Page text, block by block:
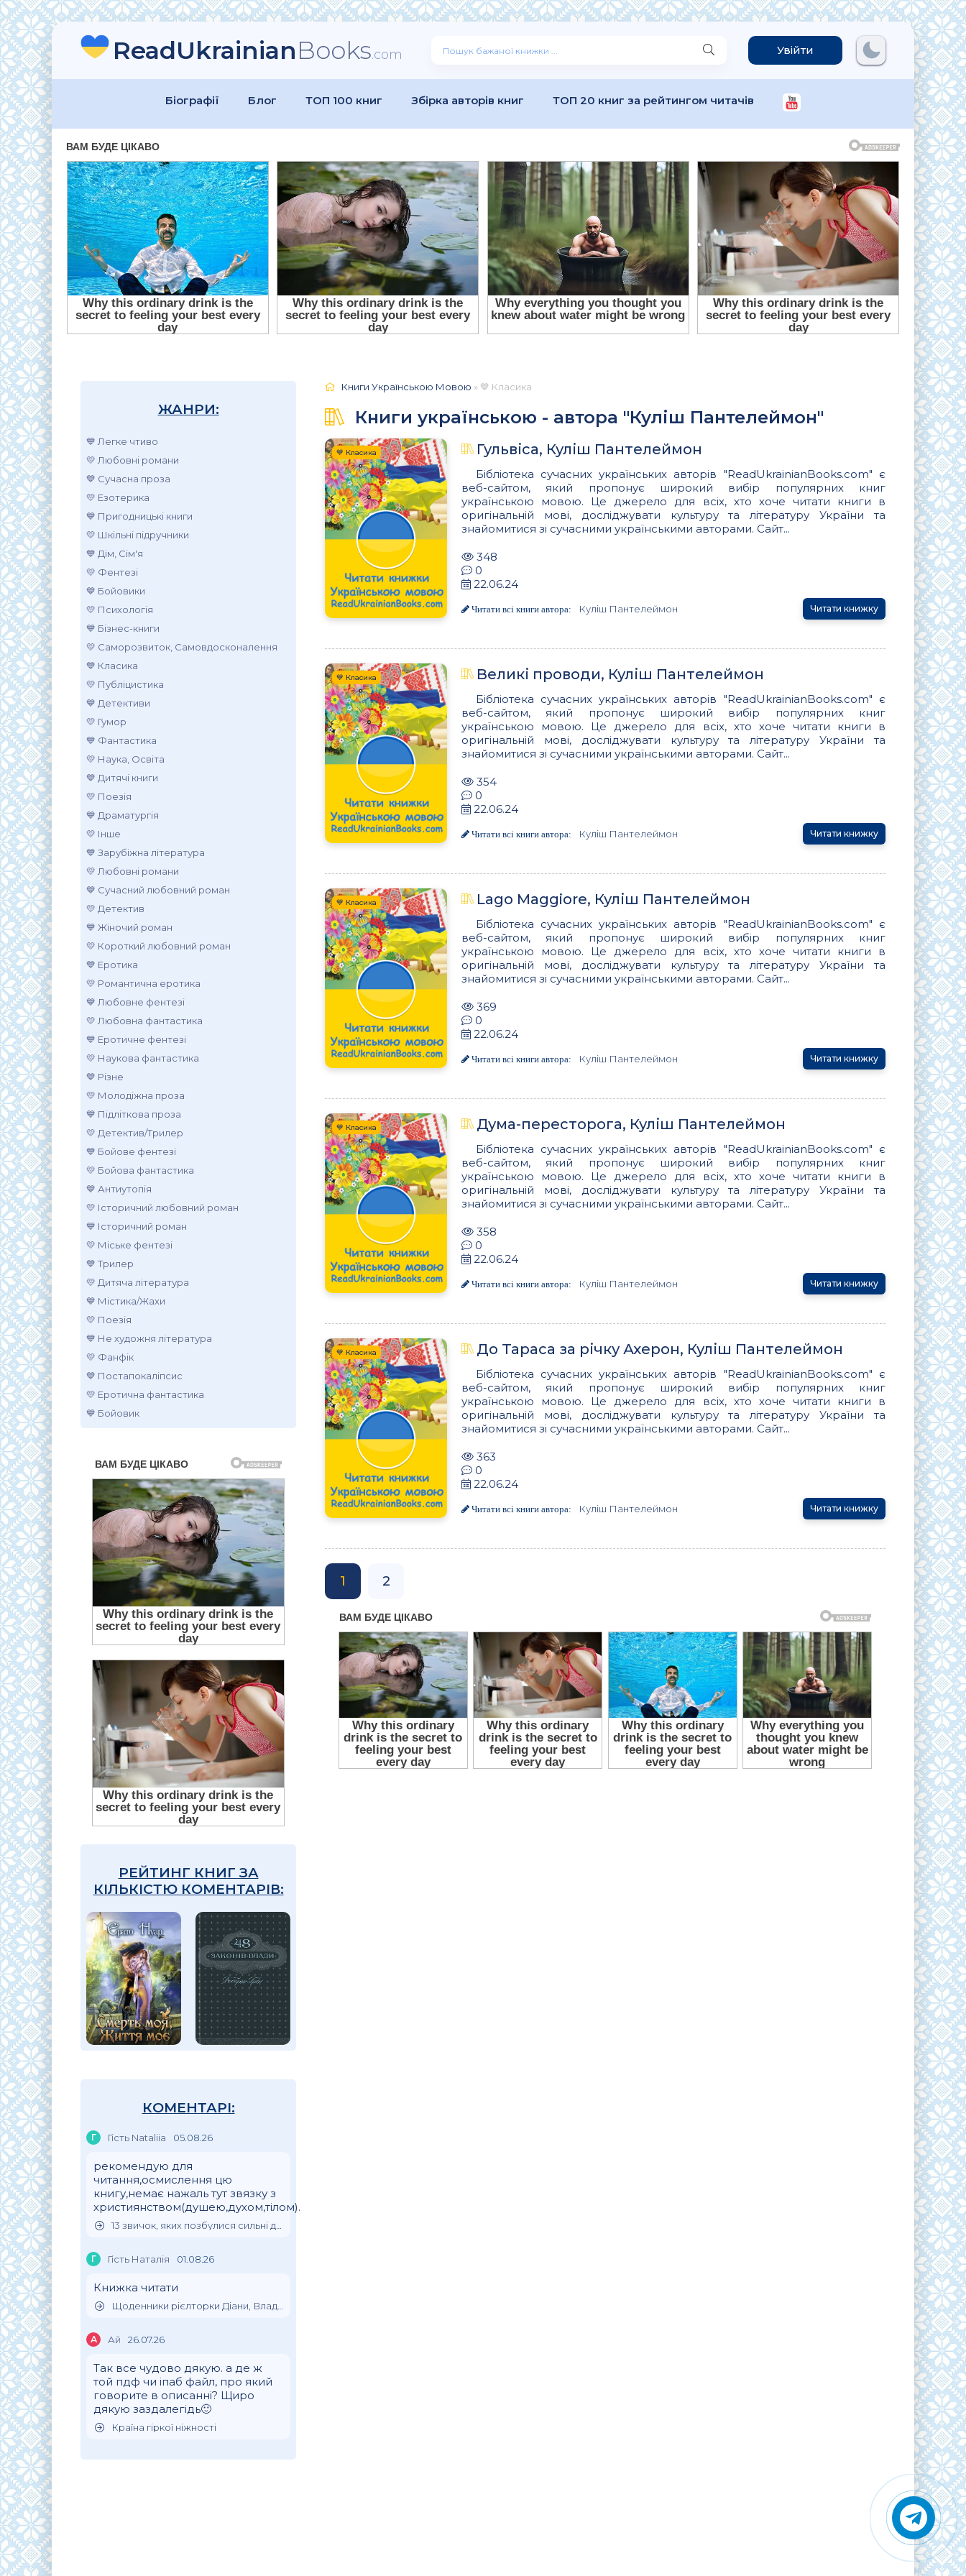
ReadUkrainianBooks.com Увійти
Біографії Блог ТОП 100 книг Збірка авторів книг ТОП 20 книг за рейтингом читачів
ЖАНРИ:
💙 Легке чтиво
💛 Любовні романи
💙 Сучасна проза
💛 Езотерика
💙 Пригодницькі книги
💛 Шкільні підручники
💙 Дім, Сім'я
💛 Фентезі
💙 Бойовики
💛 Психологія
💙 Бізнес-книги
💛 Саморозвиток, Самовдосконалення
💙 Класика
💛 Публіцистика
💙 Детективи
💛 Гумор
💙 Фантастика
💛 Наука, Освіта
💙 Дитячі книги
💛 Поезія
💙 Драматургія
💛 Інше
💙 Зарубіжна література
💛 Любовні романи
💙 Сучасний любовний роман
💛 Детектив
💙 Жіночий роман
💛 Короткий любовний роман
💙 Еротика
💛 Романтична еротика
💙 Любовне фентезі
💛 Любовна фантастика
💙 Еротичне фентезі
💛 Наукова фантастика
💙 Різне
💛 Молодіжна проза
💙 Підліткова проза
💛 Детектив/Трилер
💙 Бойове фентезі
💛 Бойова фантастика
💙 Антиутопія
💛 Історичний любовний роман
💙 Історичний роман
💛 Міське фентезі
💙 Трилер
💛 Дитяча література
💙 Містика/Жахи
💛 Поезія
💙 Не художня література
💛 Фанфік
💙 Постапокаліпсис
💛 Еротична фантастика
💙 Бойовик
РЕЙТИНГ КНИГ ЗА
КІЛЬКІСТЮ КОМЕНТАРІВ:
КОМЕНТАРІ:
Г Гість Nataliia 05.08.26
рекомендую для
читання,осмислення цю
книгу,немає нажаль тут звязку з
християнством(душею,духом,тілом).
13 звичок, яких позбулися сильні духом люди
Г Гість Наталія 01.08.26
Книжка читати
Щоденники рієлторки Діани, Влада Клімова
А Ай 26.07.26
Так все чудово дякую. а де ж
той пдф чи іпаб файл, про який
говорите в описанні? Щиро
дякую заздалегідь🙂
Країна гіркої ніжності
Книги Українською Мовою » 💙 Класика
Книги українською - автора "Куліш Пантелеймон"
💙 Класика Гульвіса, Куліш Пантелеймон
Бібліотека сучасних українських авторів "ReadUkrainianBooks.com" є
веб-сайтом, який пропонує широкий вибір популярних книг
українською мовою. Це джерело для всіх, хто хоче читати книги в
оригінальній мові, досліджувати культуру та літературу України та
знайомитися зі сучасними українськими авторами. Сайт...
348
0
22.06.24
Читати всі книги автора: Куліш Пантелеймон Читати книжку
💙 Класика Великі проводи, Куліш Пантелеймон
Бібліотека сучасних українських авторів "ReadUkrainianBooks.com" є
веб-сайтом, який пропонує широкий вибір популярних книг
українською мовою. Це джерело для всіх, хто хоче читати книги в
оригінальній мові, досліджувати культуру та літературу України та
знайомитися зі сучасними українськими авторами. Сайт...
354
0
22.06.24
Читати всі книги автора: Куліш Пантелеймон Читати книжку
💙 Класика Lago Maggiore, Куліш Пантелеймон
Бібліотека сучасних українських авторів "ReadUkrainianBooks.com" є
веб-сайтом, який пропонує широкий вибір популярних книг
українською мовою. Це джерело для всіх, хто хоче читати книги в
оригінальній мові, досліджувати культуру та літературу України та
знайомитися зі сучасними українськими авторами. Сайт...
369
0
22.06.24
Читати всі книги автора: Куліш Пантелеймон Читати книжку
💙 Класика Дума-пересторога, Куліш Пантелеймон
Бібліотека сучасних українських авторів "ReadUkrainianBooks.com" є
веб-сайтом, який пропонує широкий вибір популярних книг
українською мовою. Це джерело для всіх, хто хоче читати книги в
оригінальній мові, досліджувати культуру та літературу України та
знайомитися зі сучасними українськими авторами. Сайт...
358
0
22.06.24
Читати всі книги автора: Куліш Пантелеймон Читати книжку
💙 Класика До Тараса за річку Ахерон, Куліш Пантелеймон
Бібліотека сучасних українських авторів "ReadUkrainianBooks.com" є
веб-сайтом, який пропонує широкий вибір популярних книг
українською мовою. Це джерело для всіх, хто хоче читати книги в
оригінальній мові, досліджувати культуру та літературу України та
знайомитися зі сучасними українськими авторами. Сайт...
363
0
22.06.24
Читати всі книги автора: Куліш Пантелеймон Читати книжку
1 2